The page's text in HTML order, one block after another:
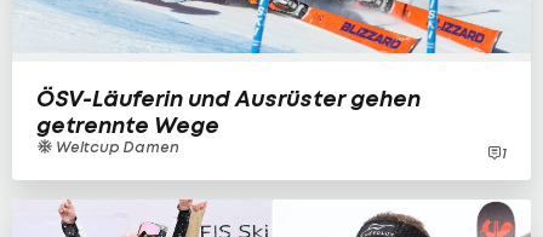
ÖSV-Läuferin und Ausrüster gehen
getrennte Wege
Weltcup Damen 1